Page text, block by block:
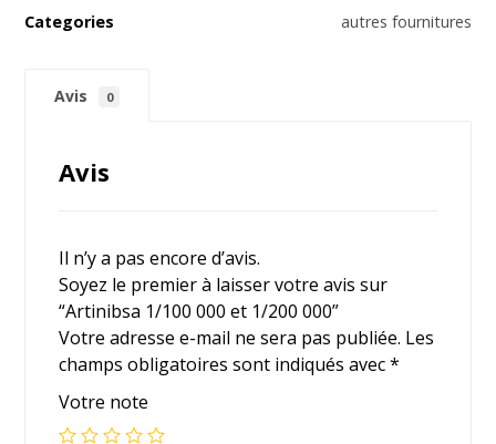
Categories autres fournitures
Avis 0
Avis
Il n’y a pas encore d’avis.
Soyez le premier à laisser votre avis sur
“Artinibsa 1/100 000 et 1/200 000”
Votre adresse e-mail ne sera pas publiée. Les
champs obligatoires sont indiqués avec*
Votre note